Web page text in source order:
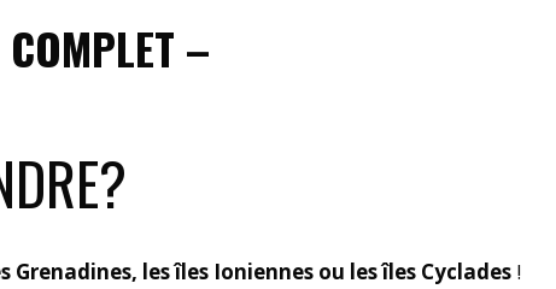
–
Grenadines, les îles Ioniennes ou les îles Cyclades !